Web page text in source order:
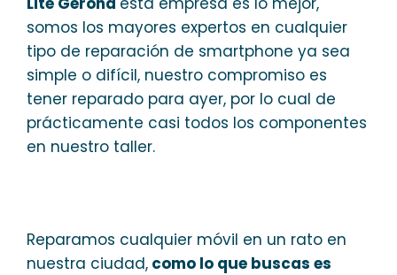
somos los mayores expertos en cualquier
tipo de reparación de smartphone ya sea
simple o difícil, nuestro compromiso es
tener reparado para ayer, por lo cual de
prácticamente casi todos los componentes
en nuestro taller.
Reparamos cualquier móvil en un rato en
nuestra ciudad, como lo que buscas es